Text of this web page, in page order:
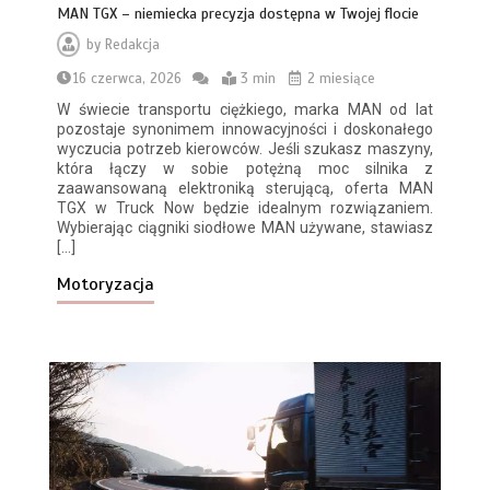
MAN TGX – niemiecka precyzja dostępna w Twojej flocie
by Redakcja
16 czerwca, 2026
3 min
2 miesiące
W świecie transportu ciężkiego, marka MAN od lat
pozostaje synonimem innowacyjności i doskonałego
wyczucia potrzeb kierowców. Jeśli szukasz maszyny,
która łączy w sobie potężną moc silnika z
zaawansowaną elektroniką sterującą, oferta MAN
TGX w Truck Now będzie idealnym rozwiązaniem.
Wybierając ciągniki siodłowe MAN używane, stawiasz
Motoryzacja